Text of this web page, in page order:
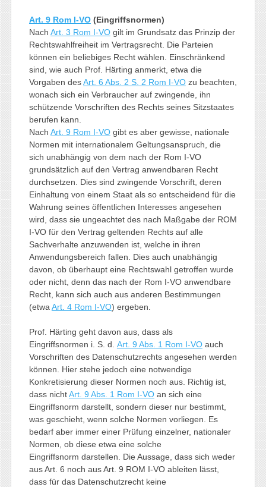
Art. 9 Rom I-VO(Eingriffsnormen)
Nach Art. 3 Rom I-VOgilt im Grundsatz das Prinzip der
Rechtswahlfreiheit im Vertragsrecht. Die Parteien
können ein beliebiges Recht wählen. Einschränkend
sind, wie auch Prof. Härting anmerkt, etwa die
Vorgaben desArt. 6 Abs. 2 S. 2 Rom I-VOzu beachten,
wonach sich ein Verbraucher auf zwingende, ihn
schützende Vorschriften des Rechts seines Sitzstaates
berufen kann.
Nach Art. 9 Rom I-VOgibt es aber gewisse, nationale
Normen mit internationalem Geltungsanspruch, die
sich unabhängig von dem nach der Rom I-VO
grundsätzlich auf den Vertrag anwendbaren Recht
durchsetzen. Dies sind zwingende Vorschrift, deren
Einhaltung von einem Staat als so entscheidend für die
Wahrung seines öffentlichen Interesses angesehen
wird, dass sie ungeachtet des nach Maßgabe der ROM
I-VO für den Vertrag geltenden Rechts auf alle
Sachverhalte anzuwenden ist, welche in ihren
Anwendungsbereich fallen. Dies auch unabhängig
davon, ob überhaupt eine Rechtswahl getroffen wurde
oder nicht, denn das nach der Rom I-VO anwendbare
Recht, kann sich auch aus anderen Bestimmungen
(etwa Art. 4 Rom I-VO) ergeben.
Prof. Härting geht davon aus, dass als
Eingriffsnormen i. S. d. Art. 9 Abs. 1 Rom I-VOauch
Vorschriften des Datenschutzrechts angesehen werden
können. Hier stehe jedoch eine notwendige
Konkretisierung dieser Normen noch aus. Richtig ist,
dass nichtArt. 9 Abs. 1 Rom I-VOan sich eine
Eingriffsnorm darstellt, sondern dieser nur bestimmt,
was geschieht, wenn solche Normen vorliegen. Es
bedarf aber immer einer Prüfung einzelner, nationaler
Normen, ob diese etwa eine solche
Eingriffsnorm darstellen. Die Aussage, dass sich weder
aus Art. 6 noch aus Art. 9 ROM I-VO ableiten lässt,
dass für das Datenschutzrecht keine